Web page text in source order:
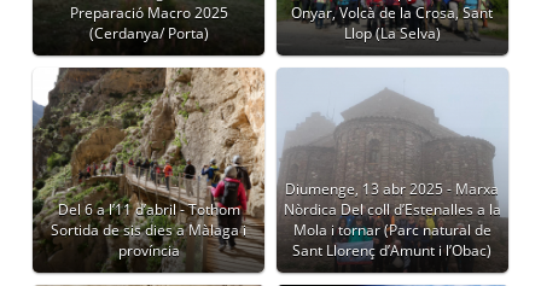
Preparació Macro 2025
(Cerdanya/ Porta)
Onyar, Volcà de la Crosa, Sant
Llop (La Selva)
Del 6 a l’11 d’abril - Tothom
Sortida de sis dies a Màlaga i
província
Diumenge, 13 abr 2025 - Marxa
Nòrdica Del coll d’Estenalles a la
Mola i tornar (Parc natural de
Sant Llorenç d’Amunt i l’Obac)